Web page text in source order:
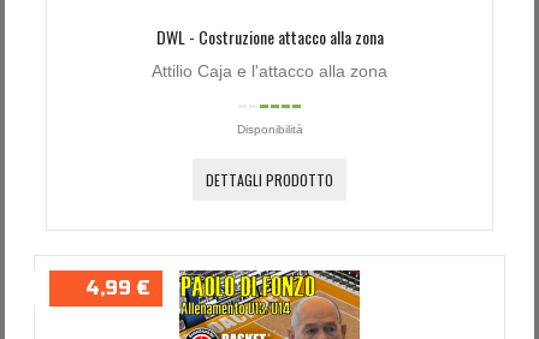
DWL - Costruzione attacco alla zona
Attilio Caja e l'attacco alla zona
Disponibilità
DETTAGLI PRODOTTO
4,99 €